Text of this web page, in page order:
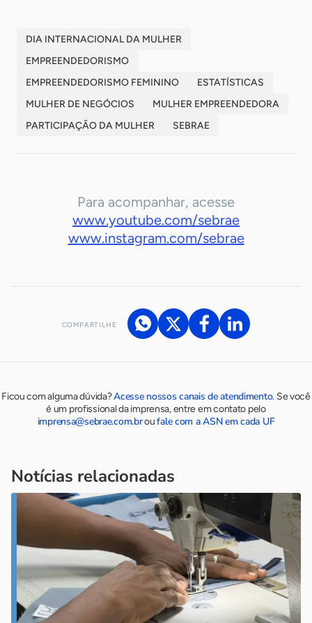
DIA INTERNACIONAL DA MULHER
EMPREENDEDORISMO
EMPREENDEDORISMO FEMININO
ESTATÍSTICAS
MULHER DE NEGÓCIOS
MULHER EMPREENDEDORA
PARTICIPAÇÃO DA MULHER
SEBRAE
Para acompanhar, acesse
www.youtube.com/sebrae
www.instagram.com/sebrae
COMPARTILHE
Ficou com alguma dúvida?Acesse nossos canais de atendimento. Se você
é um profissional da imprensa, entre em contato pelo
imprensa@sebrae.com.broufale com a ASN em cada UF
Notícias relacionadas